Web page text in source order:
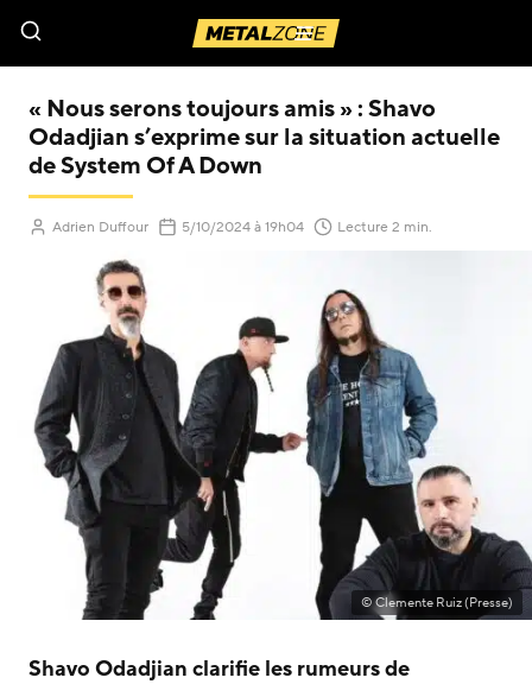
Menu
« Nous serons toujours amis » : Shavo
Odadjian s’exprime sur la situation actuelle
de System Of A Down
Adrien Duffour 5/10/2024(Mis à jour le )
à 19h04 Lecture 2 min.
© Clemente Ruiz (Presse)
Shavo Odadjian clarifie les rumeurs de